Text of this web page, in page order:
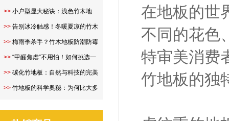
磨性..
>> 小户型显大秘诀：浅色竹木地
板，让空..
>> 告别冰冷触感！冬暖夏凉的竹木
地板..
>> 梅雨季杀手？竹木地板防潮防霉
全攻..
>> “甲醛焦虑”不用怕！如何挑选一
款..
>> 碳化竹地板：自然与科技的完美
融合..
>> 竹地板的科学奥秘：为何比大多
在地板的世
不同的花色
特审美消费
竹地板的独